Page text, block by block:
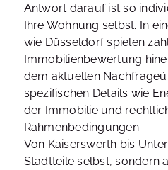
Antwort darauf ist so
Ihre Wohnung selbst. In
wie Düsseldorf spielen
Immobilienbewertung
dem aktuellen
spezifischen Details wie
der Immobilie und
Rahmenbedingungen.
Von Kaiserswerth bis
Stadtteile selbst, sondern